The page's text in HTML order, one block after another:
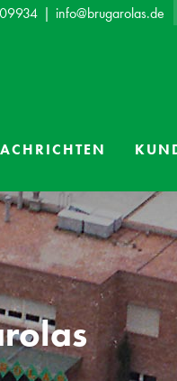
| info@brugarolas.de